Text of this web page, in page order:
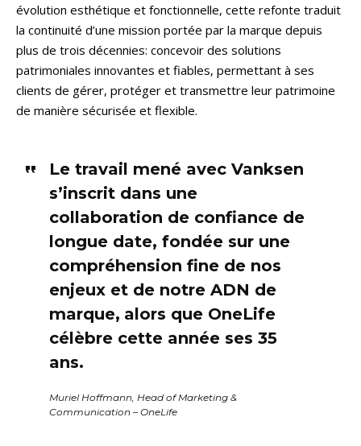
évolution esthétique et fonctionnelle, cette refonte traduit
la continuité d’une mission portée par la marque depuis
plus de trois décennies: concevoir des solutions
patrimoniales innovantes et fiables, permettant à ses
clients de gérer, protéger et transmettre leur patrimoine
de manière sécurisée et flexible.
Le travail mené avec Vanksen
s’inscrit dans une
collaboration de confiance de
longue date, fondée sur une
compréhension fine de nos
enjeux et de notre ADN de
marque, alors que OneLife
célèbre cette année ses 35
ans.
Muriel Hoffmann, Head of Marketing &
Communication – OneLife